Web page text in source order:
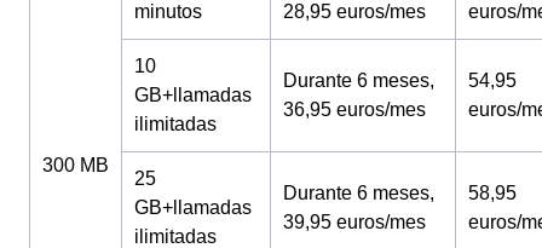
300 MB
minutos 28,95 euros/mes euros/
10
GB+llamadas
ilimitadas
Durante 6 meses,
36,95 euros/mes
54,95
euros/
25
GB+llamadas
ilimitadas
Durante 6 meses,
39,95 euros/mes
58,95
euros/